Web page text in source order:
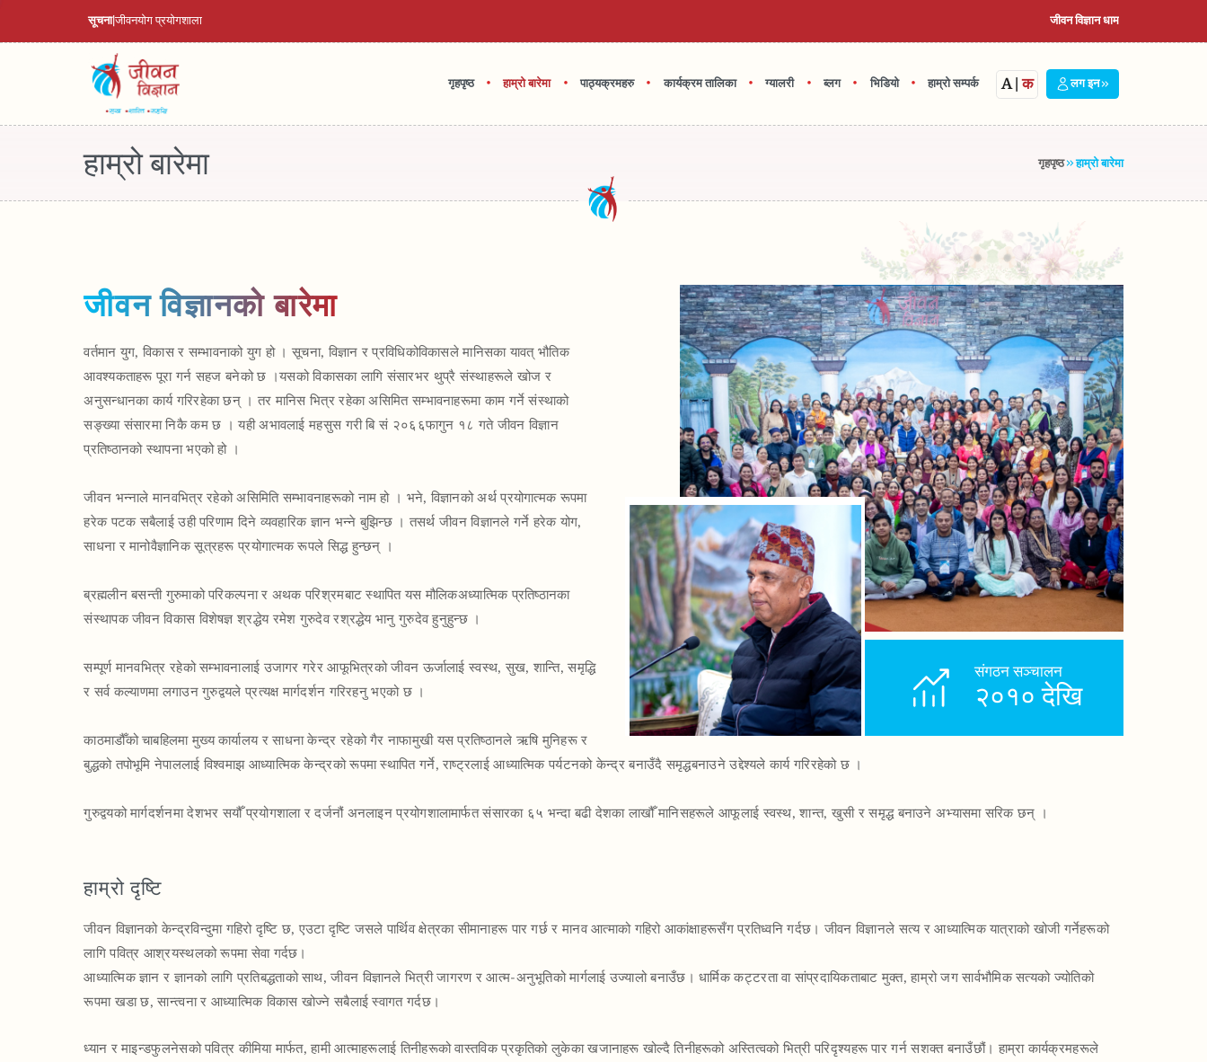
सूचना|जीवनयाेग प्रयाेगशाला जीवन विज्ञान धाम
गृहपृष्ठ • हाम्रो बारेमा • पाठ्यक्रमहरु • कार्यक्रम तालिका • ग्यालरी • ब्लग • भिडियो • हाम्रो सम्पर्क A क लग इन
हाम्रो बारेमा गृहपृष्ठ हाम्रो बारेमा
संगठन सञ्चालन
२०१० देखि
जीवन विज्ञानको बारेमा
वर्तमान युग, विकास र सम्भावनाको युग हो । सूचना, विज्ञान र प्रविधिकोविकासले मानिसका यावत् भौतिक
आवश्यकताहरू पूरा गर्न सहज बनेको छ ।यसको विकासका लागि संसारभर थुप्रै संस्थाहरूले खोज र
अनुसन्धानका कार्य गरिरहेका छन् । तर मानिस भित्र रहेका असिमित सम्भावनाहरूमा काम गर्ने संस्थाको
सङ्ख्या संसारमा निकै कम छ । यही अभावलाई महसुस गरी बि सं २०६६फागुन १८ गते जीवन विज्ञान
प्रतिष्ठानको स्थापना भएको हो ।
जीवन भन्नाले मानवभित्र रहेको असिमिति सम्भावनाहरूको नाम हो । भने, विज्ञानको अर्थ प्रयोगात्मक रूपमा
हरेक पटक सबैलाई उही परिणाम दिने व्यवहारिक ज्ञान भन्ने बुझिन्छ । तसर्थ जीवन विज्ञानले गर्ने हरेक योग,
साधना र मानोवैज्ञानिक सूत्रहरू प्रयोगात्मक रूपले सिद्ध हुन्छन् ।
ब्रह्मलीन बसन्ती गुरुमाको परिकल्पना र अथक परिश्रमबाट स्थापित यस मौलिकअध्यात्मिक प्रतिष्ठानका
संस्थापक जीवन विकास विशेषज्ञ श्रद्धेय रमेश गुरुदेव रश्रद्धेय भानु गुरुदेव हुनुहुन्छ ।
सम्पूर्ण मानवभित्र रहेको सम्भावनालाई उजागर गरेर आफूभित्रको जीवन ऊर्जालाई स्वस्थ, सुख, शान्ति, समृद्धि
र सर्व कल्याणमा लगाउन गुरुद्वयले प्रत्यक्ष मार्गदर्शन गरिरहनु भएको छ ।
काठमाडौँको चाबहिलमा मुख्य कार्यालय र साधना केन्द्र रहेको गैर नाफामुखी यस प्रतिष्ठानले ऋषि मुनिहरू र
बुद्धको तपोभूमि नेपाललाई विश्वमाझ आध्यात्मिक केन्द्रको रूपमा स्थापित गर्ने, राष्ट्रलाई आध्यात्मिक पर्यटनको केन्द्र बनाउँदै समृद्धबनाउने उद्देश्यले कार्य गरिरहेको छ ।
गुरुद्वयको मार्गदर्शनमा देशभर सयौँ प्रयोगशाला र दर्जनौं अनलाइन प्रयोगशालामार्फत संसारका ६५ भन्दा बढी देशका लाखौँ मानिसहरूले आफूलाई स्वस्थ, शान्त, खुसी र समृद्ध बनाउने अभ्यासमा सरिक छन् ।
हाम्रो दृष्टि
जीवन विज्ञानको केन्द्रविन्दुमा गहिरो दृष्टि छ, एउटा दृष्टि जसले पार्थिव क्षेत्रका सीमानाहरू पार गर्छ र मानव आत्माको गहिरो आकांक्षाहरूसँग प्रतिध्वनि गर्दछ। जीवन विज्ञानले सत्य र आध्यात्मिक यात्राको खोजी गर्नेहरूको
लागि पवित्र आश्रयस्थलको रूपमा सेवा गर्दछ।
आध्यात्मिक ज्ञान र ज्ञानको लागि प्रतिबद्धताको साथ, जीवन विज्ञानले भित्री जागरण र आत्म-अनुभूतिको मार्गलाई उज्यालो बनाउँछ। धार्मिक कट्टरता वा सांप्रदायिकताबाट मुक्त, हाम्रो जग सार्वभौमिक सत्यको ज्योतिको
रूपमा खडा छ, सान्त्वना र आध्यात्मिक विकास खोज्ने सबैलाई स्वागत गर्दछ।
ध्यान र माइन्डफुलनेसको पवित्र कीमिया मार्फत, हामी आत्माहरूलाई तिनीहरूको वास्तविक प्रकृतिको लुकेका खजानाहरू खोल्दै तिनीहरूको अस्तित्वको भित्री परिदृश्यहरू पार गर्न सशक्त बनाउँछौं। हाम्रा कार्यक्रमहरूले